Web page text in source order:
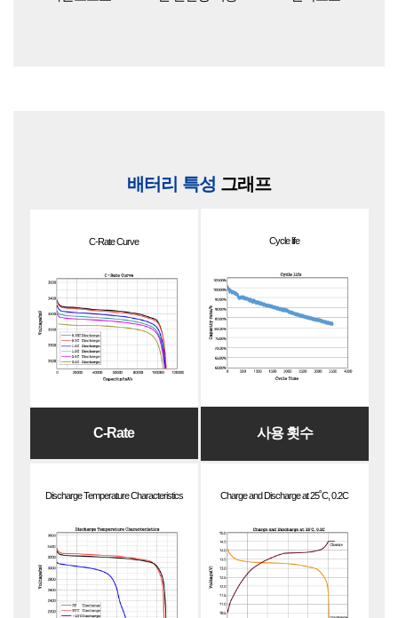
배터리 특성 그래프
C-Rate Curve
C-Rate
Cycle life
사용 횟수
Discharge Temperature Characteristics Charge and Discharge at 25˚C, 0.2C